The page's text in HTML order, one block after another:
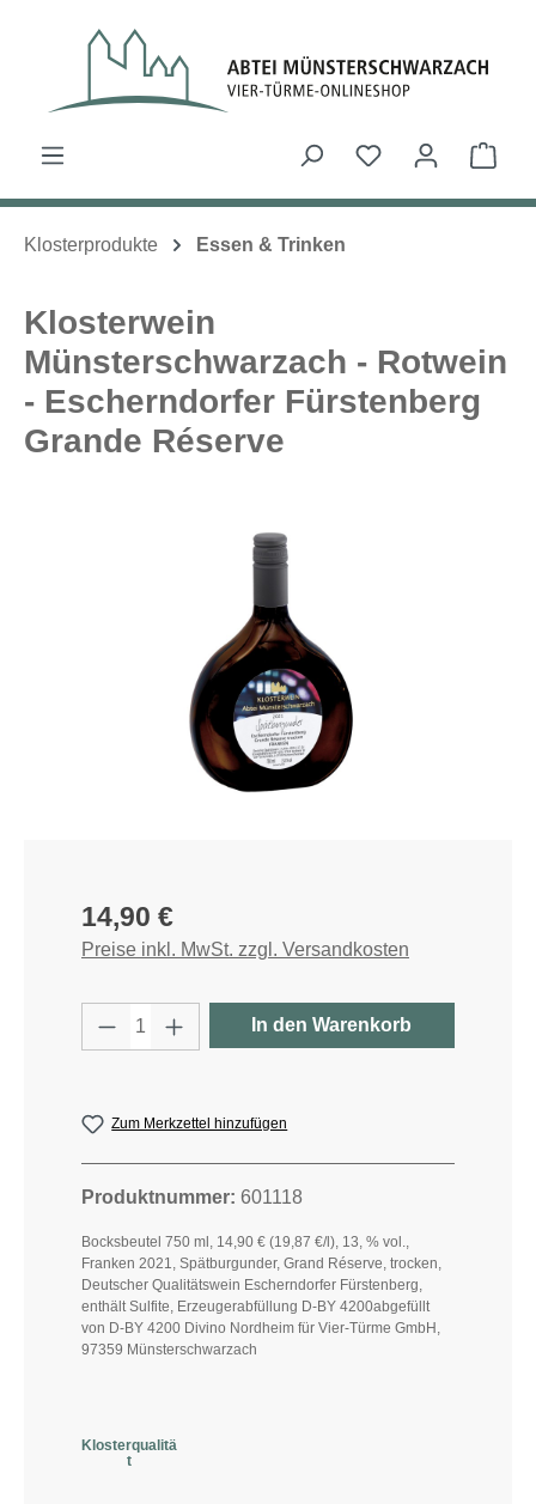
Zum Hauptinhalt springen
Du hast 0
Klosterprodukte Essen & Trinken
Klosterwein
Münsterschwarzach - Rotwein
- Escherndorfer Fürstenberg
Grande Réserve
Regulärer Preis:
14,90 €
Preise inkl. MwSt. zzgl. Versandkosten
Produkt Anzahl: Gib den
In den Warenkorb
Zum Merkzettel hinzufügen
Produktnummer: 601118
Bocksbeutel 750 ml, 14,90 € (19,87 €/l), 13, % vol.,
Franken 2021, Spätburgunder, Grand Réserve, trocken,
Deutscher Qualitätswein Escherndorfer Fürstenberg,
enthält Sulfite, Erzeugerabfüllung D-BY 4200abgefüllt
von D-BY 4200 Divino Nordheim für Vier-Türme GmbH,
97359 Münsterschwarzach
Klosterqualitä
t